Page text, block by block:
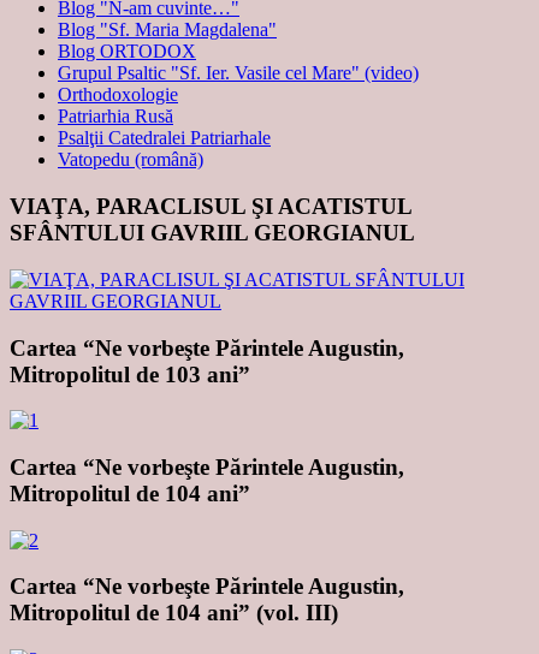
Blog "N-am cuvinte…"
Blog "Sf. Maria Magdalena"
Blog ORTODOX
Grupul Psaltic "Sf. Ier. Vasile cel Mare" (video)
Orthodoxologie
Patriarhia Rusă
Psalţii Catedralei Patriarhale
Vatopedu (română)
VIAŢA, PARACLISUL ŞI ACATISTUL
SFÂNTULUI GAVRIIL GEORGIANUL
Cartea “Ne vorbeşte Părintele Augustin,
Mitropolitul de 103 ani”
Cartea “Ne vorbeşte Părintele Augustin,
Mitropolitul de 104 ani”
Cartea “Ne vorbeşte Părintele Augustin,
Mitropolitul de 104 ani” (vol. III)